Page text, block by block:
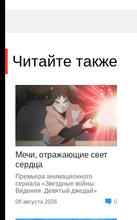
Читайте также
Мечи, отражающие свет
сердца
Премьера анимационного
сериала «Звездные войны:
Видения. Девятый джедай»
08 августа 2026 0